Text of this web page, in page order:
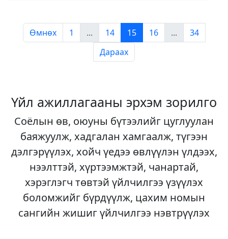
Өмнөх 1 ... 14 15 16 ...
34
Дараах
Үйл ажиллагааны эрхэм зорилго
Соёлын өв, оюуны бүтээлийг цуглуулан
баяжуулж, хадгалан хамгаалж, түгээн
дэлгэрүүлэх, хойч үедээ өвлүүлэн үлдээх,
нээлттэй, хүртээмжтэй, чанартай,
хэрэглэгч төвтэй үйлчилгээ үзүүлэх
боломжийг бүрдүүлж, цахим номын
сангийн жишиг үйлчилгээ нэвтрүүлэх